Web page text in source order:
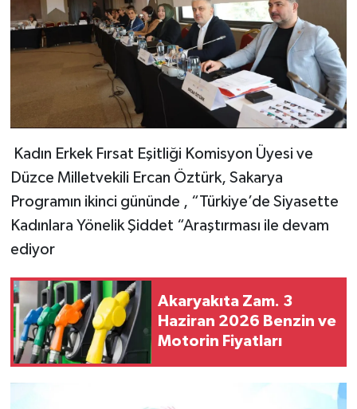
Kadın Erkek Fırsat Eşitliği Komisyon Üyesi ve
Düzce Milletvekili Ercan Öztürk, Sakarya
Programın ikinci gününde , “Türkiye’de Siyasette
Kadınlara Yönelik Şiddet “Araştırması ile devam
ediyor
Akaryakıta Zam. 3
Haziran 2026 Benzin ve
Motorin Fiyatları